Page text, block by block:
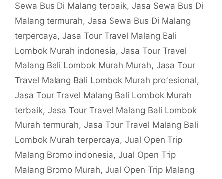
Sewa Bus Di Malang terbaik, Jasa Sewa Bus Di
Malang termurah, Jasa Sewa Bus Di Malang
terpercaya, Jasa Tour Travel Malang Bali
Lombok Murah indonesia, Jasa Tour Travel
Malang Bali Lombok Murah Murah, Jasa Tour
Travel Malang Bali Lombok Murah profesional,
Jasa Tour Travel Malang Bali Lombok Murah
terbaik, Jasa Tour Travel Malang Bali Lombok
Murah termurah, Jasa Tour Travel Malang Bali
Lombok Murah terpercaya, Jual Open Trip
Malang Bromo indonesia, Jual Open Trip
Malang Bromo Murah, Jual Open Trip Malang